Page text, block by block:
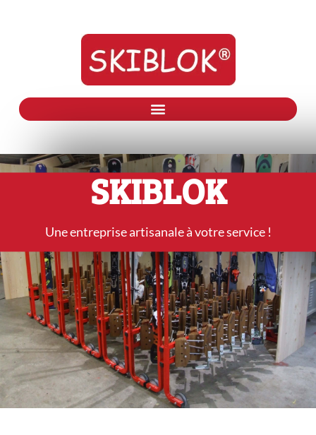
SKIBLOK
Une entreprise artisanale à votre service !